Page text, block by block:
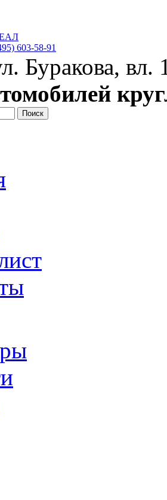
603-58-91
Буракова, вл.